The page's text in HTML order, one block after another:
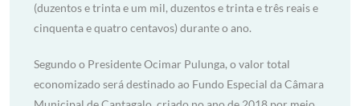
(duzentos e trinta e um mil, duzentos e trinta e três reais e
cinquenta e quatro centavos) durante o ano.
Segundo o Presidente Ocimar Pulunga, o valor total
economizado será destinado ao Fundo Especial da Câmara